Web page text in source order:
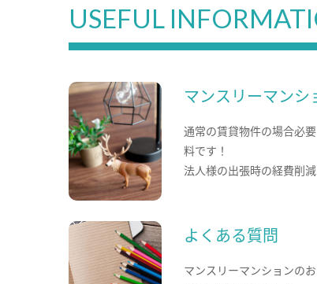
USEFUL
マンスリーマンシ
通常の賃貸物件の場合必
料です！
法人様の出張時の経費削減
よくある質問
マンスリーマンションの